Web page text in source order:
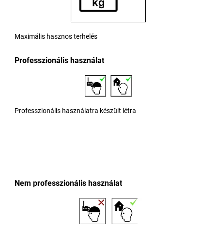
Maximális hasznos terhelés
Professzionális használat
Professzionális használatra készült létra
Nem professzionális használat